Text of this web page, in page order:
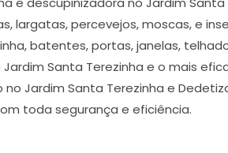
largatas, percevejos, moscas, e
batentes, portas, janelas,
Santa Terezinha e o mais
Jardim Santa Terezinha e
toda segurança e eficiência.